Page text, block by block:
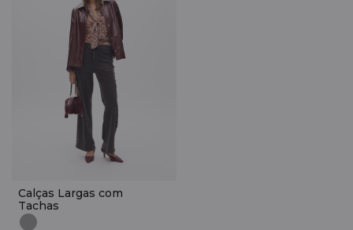
Calças Largas com
Tachas